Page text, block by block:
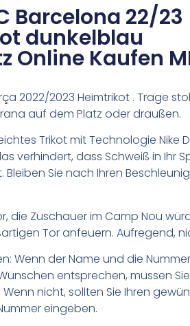
Barcelona 22/23
dunkelblau
Online Kaufen
2022/2023 Heimtrikot . Trage
auf dem Platz oder draußen.
Trikot mit Technologie Nike
verhindert, dass Schweiß in Ihr
Bleiben Sie nach Ihren
die Zuschauer im Camp Nou
Tor anfeuern. Aufregend,
Wenn der Name und die
entsprechen, müssen
nicht, sollten Sie Ihren
eingeben.